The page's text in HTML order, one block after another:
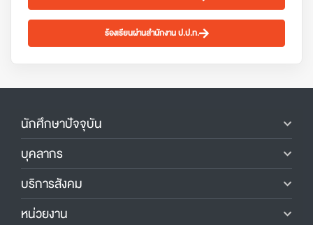
ร้องเรียนผ่านสำนักงาน ป.ป.ท.
นักศึกษาปัจจุบัน
บุคลากร
บริการสังคม
หน่วยงาน